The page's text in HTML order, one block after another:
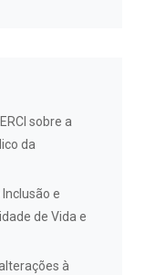
sobre a
da
Inclusão e
de Vida e
à